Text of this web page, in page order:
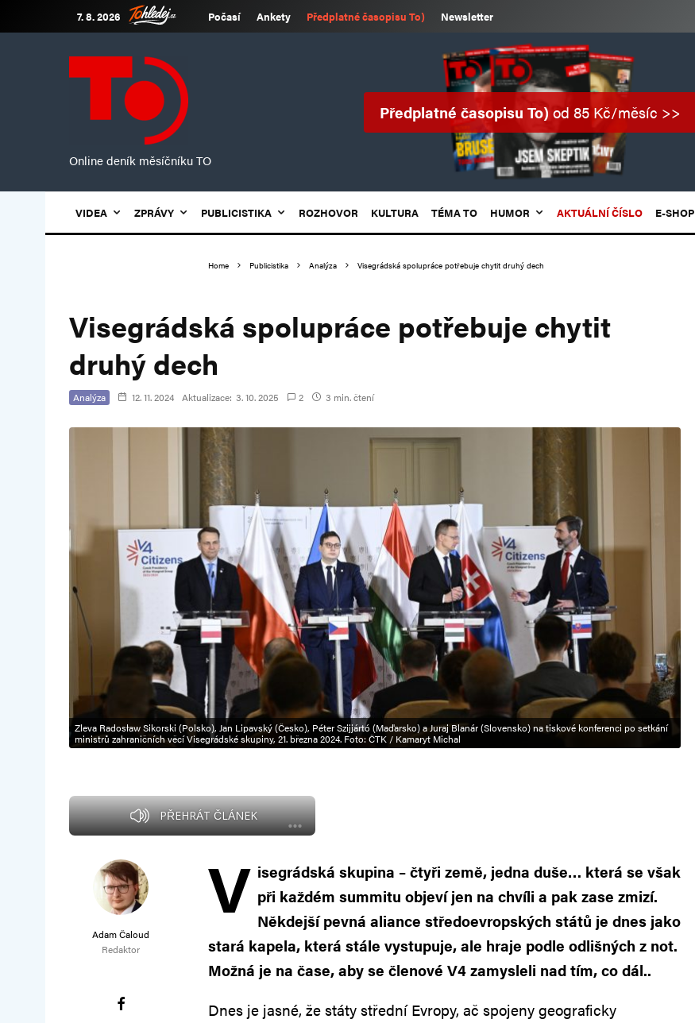
7. 8. 2026 Počasí Ankety Předplatné časopisu To) Newsletter
Online deník měsíčníku TO
Předplatné časopisu To)od 85 Kč/měsíc >>
VIDEA ZPRÁVY PUBLICISTIKA ROZHOVOR KULTURA TÉMA TO HUMOR AKTUÁLNÍ ČÍSLO E-SHOP
Home Publicistika Analýza Visegrádská spolupráce potřebuje chytit druhý dech
Visegrádská spolupráce potřebuje chytit
druhý dech
Analýza 12. 11. 2024 Aktualizace: 3. 10. 2025 2 3 min. čtení
Zleva Radosław Sikorski (Polsko), Jan Lipavský (Česko), Péter Szijjártó (Maďarsko) a Juraj Blanár (Slovensko) na tiskové konferenci po setkání
ministrů zahraničních věcí Visegrádské skupiny, 21. března 2024. Foto: ČTK / Kamaryt Michal
PŘEHRÁT ČLÁNEK
Adam Čaloud
Redaktor
V isegrádská skupina – čtyři země, jedna duše… která se však
při každém summitu objeví jen na chvíli a pak zase zmizí.
Někdejší pevná aliance středoevropských států je dnes jako
stará kapela, která stále vystupuje, ale hraje podle odlišných z not.
Možná je na čase, aby se členové V4 zamysleli nad tím, co dál..
Dnes je jasné, že státy střední Evropy, ač spojeny geograficky